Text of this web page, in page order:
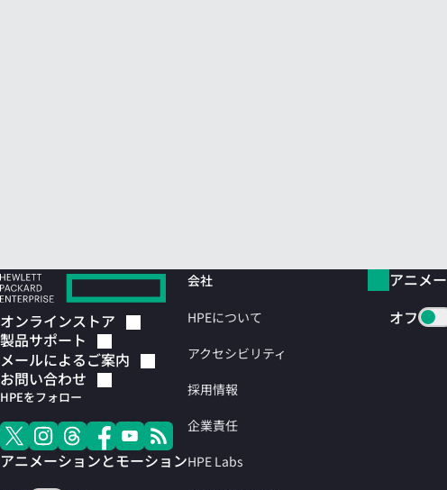
オンラインストア
製品サポート
メールによるご案内
お問い合わせ
HPEをフォロー
アニメーションとモーション
会社
HPEについて
アクセシビリティ
採用情報
企業責任
HPE Labs
アニメ
オフ